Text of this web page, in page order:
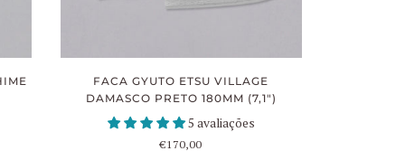
FACA GYUTO ETSU VILLAGE
DAMASCO PRETO 180MM (7,1")
5 avaliações
€170,00